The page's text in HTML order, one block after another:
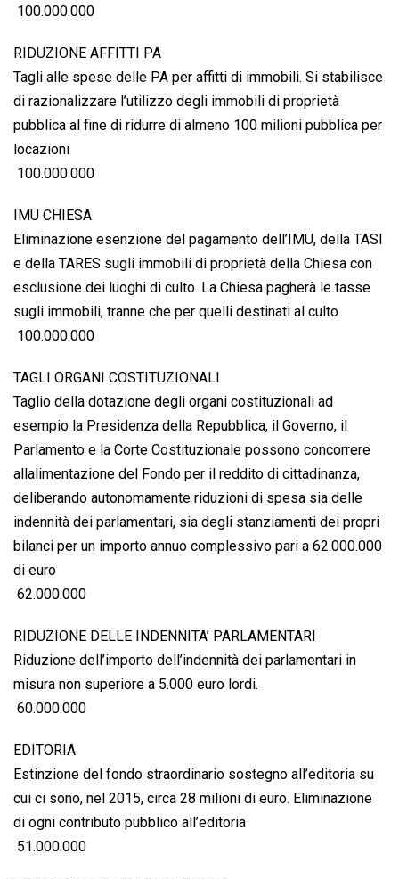
 100.000.000
RIDUZIONE AFFITTI PA
Tagli alle spese delle PA per affitti di immobili. Si stabilisce
di razionalizzare l’utilizzo degli immobili di proprietà
pubblica al fine di ridurre di almeno 100 milioni pubblica per
locazioni
 100.000.000
IMU CHIESA
Eliminazione esenzione del pagamento dell’IMU, della TASI
e della TARES sugli immobili di proprietà della Chiesa con
esclusione dei luoghi di culto. La Chiesa pagherà le tasse
sugli immobili, tranne che per quelli destinati al culto
 100.000.000
TAGLI ORGANI COSTITUZIONALI
Taglio della dotazione degli organi costituzionali ad
esempio la Presidenza della Repubblica, il Governo, il
Parlamento e la Corte Costituzionale possono concorrere
allalimentazione del Fondo per il reddito di cittadinanza,
deliberando autonomamente riduzioni di spesa sia delle
indennità dei parlamentari, sia degli stanziamenti dei propri
bilanci per un importo annuo complessivo pari a 62.000.000
di euro
 62.000.000
RIDUZIONE DELLE INDENNITA’ PARLAMENTARI
Riduzione dell’importo dell’indennità dei parlamentari in
misura non superiore a 5.000 euro lordi.
 60.000.000
EDITORIA
Estinzione del fondo straordinario sostegno all’editoria su
cui ci sono, nel 2015, circa 28 milioni di euro. Eliminazione
di ogni contributo pubblico all’editoria
 51.000.000